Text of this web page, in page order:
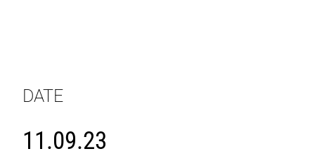
DATE
11.09.23